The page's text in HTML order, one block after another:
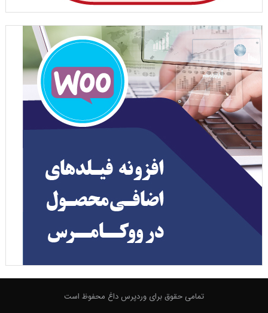
تمامی حقوق برای وردپرس داغ محفوظ است